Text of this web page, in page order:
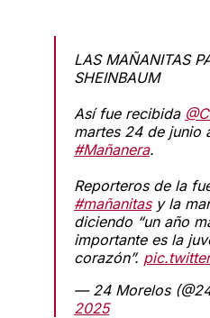
LAS MAÑANITAS
SHEINBAUM
Así fue recibida
martes 24 de junio
#Mañanera.
Reporteros de la
#mañanitasy la
diciendo “un año
importante es la
corazón”.
— 24 Morelos
2025